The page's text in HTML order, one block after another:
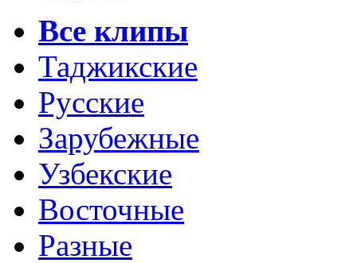
Все клипы
Таджикские
Русские
Зарубежные
Узбекские
Восточные
Разные